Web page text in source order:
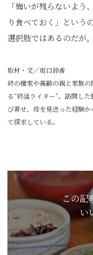
「悔いが残らないよ
り食べておく」という
選択肢ではあるのだが。
取材・文／坂口鈴香
終の棲家や高齢の親と家族
る“終活ライター”。訪問し
び寄せ、母を見送った経験
て探求している。
この記
い